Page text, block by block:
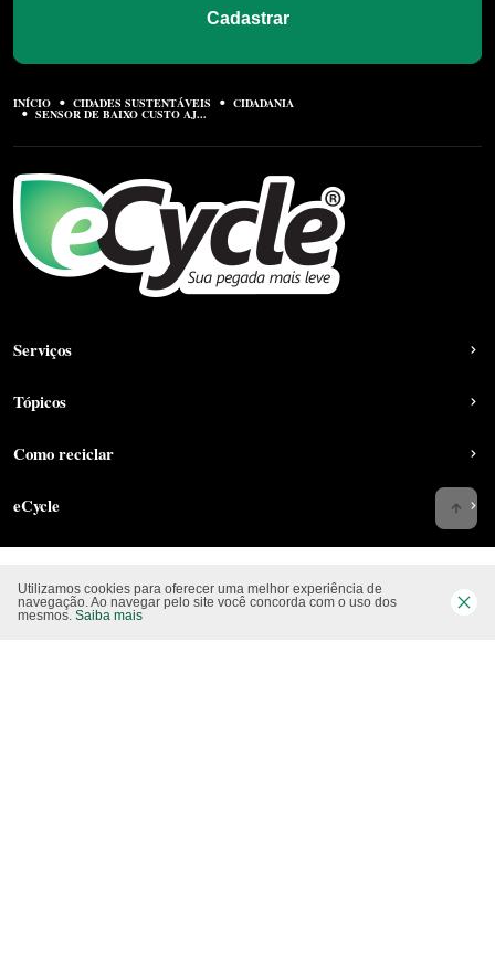
Cadastrar
INÍCIO CIDADES SUSTENTÁVEIS CIDADANIA
SENSOR DE BAIXO CUSTO AJ...
Serviços
Tópicos
Como reciclar
eCycle
Siga-nos nas rede sociais
Utilizamos cookies para oferecer uma melhor experiência de
navegação. Ao navegar pelo site você concorda com o uso dos
mesmos. Saiba mais